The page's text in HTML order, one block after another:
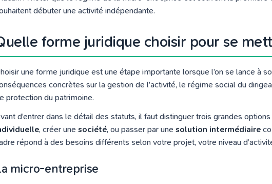
débuter une activité indépendante.
forme juridique choisir pour se
une forme juridique est une étape importante lorsque l’on se lance à
concrètes sur la gestion de l’activité, le régime social du
protection du patrimoine.
d’entrer dans le détail des statuts, il faut distinguer trois grandes
, créer une société, ou passer par une solution intermédiaire
répond à des besoins différents selon votre projet, votre niveau
micro-entreprise